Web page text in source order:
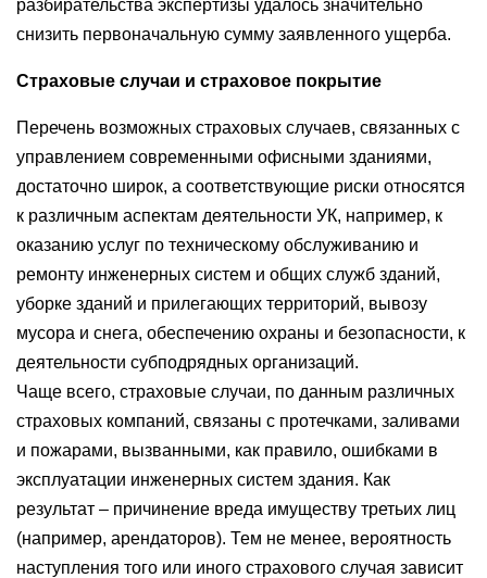
разбирательства экспертизы удалось значительно
снизить первоначальную сумму заявленного ущерба.
Страховые случаи и страховое покрытие
Перечень возможных страховых случаев, связанных с
управлением современными офисными зданиями,
достаточно широк, а соответствующие риски относятся
к различным аспектам деятельности УК, например, к
оказанию услуг по техническому обслуживанию и
ремонту инженерных систем и общих служб зданий,
уборке зданий и прилегающих территорий, вывозу
мусора и снега, обеспечению охраны и безопасности, к
деятельности субподрядных организаций.
Чаще всего, страховые случаи, по данным различных
страховых компаний, связаны с протечками, заливами
и пожарами, вызванными, как правило, ошибками в
эксплуатации инженерных систем здания. Как
результат – причинение вреда имуществу третьих лиц
(например, арендаторов). Тем не менее, вероятность
наступления того или иного страхового случая зависит